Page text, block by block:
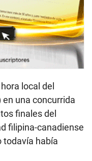
local del
una concurrida
finales del
filipina-canadiense
todavía había